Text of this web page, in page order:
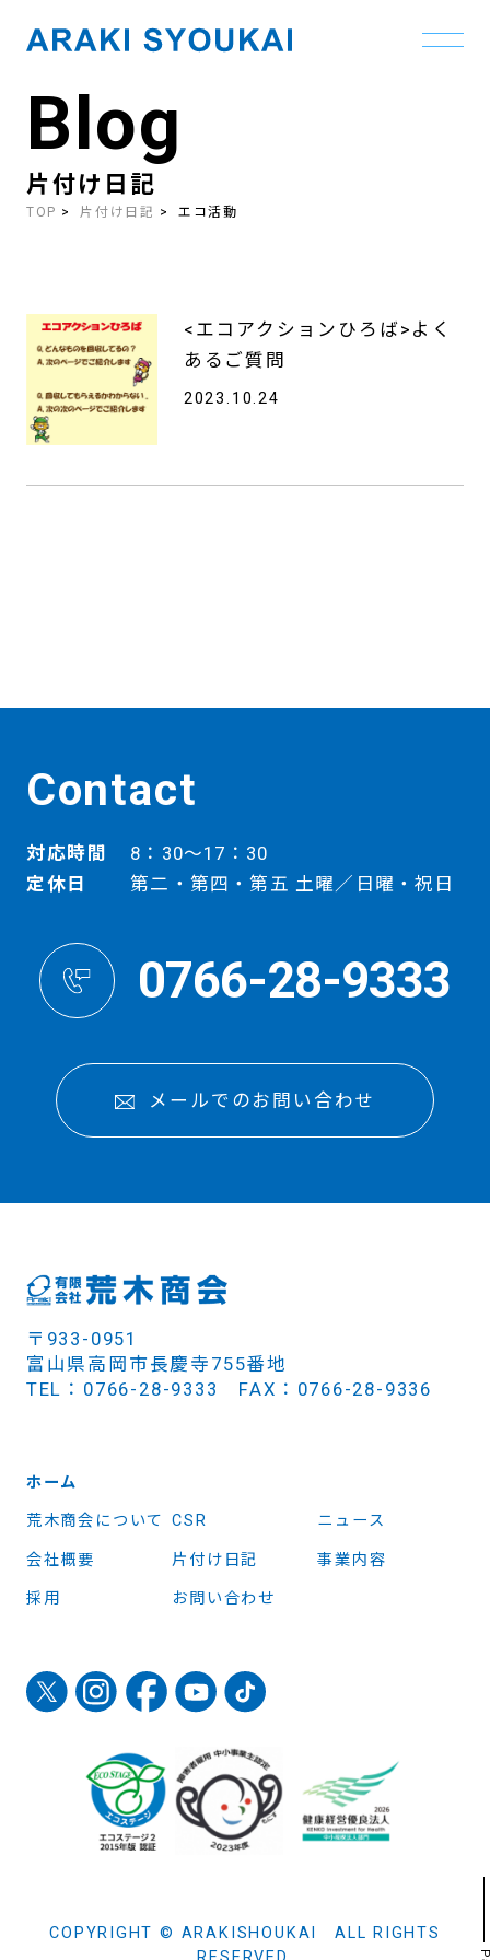
contentBlog
片付け日記
TOP 片付け日記 エコ活動
<エコアクションひろば>よく
あるご質問
2023.10.24
Contact
対応時間
8：30～17：30
定休日
第二・第四・第五 土曜／日曜・祝日
0766-28-9333
メールでのお問い合わせ
〒933-0951
富山県高岡市長慶寺755番地
TEL：0766-28-9333 FAX：0766-28-9336
ホーム
荒木商会について CSR ニュース
会社概要 片付け日記 事業内容
採用 お問い合わせ
COPYRIGHT © ARAKISHOUKAI ALL RIGHTS